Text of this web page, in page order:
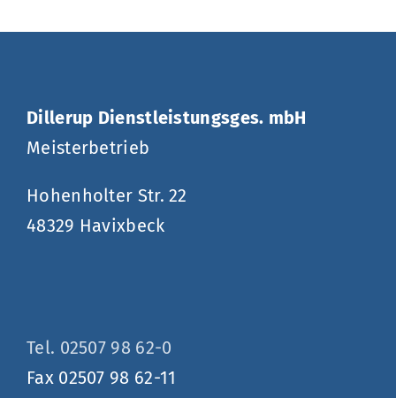
Dillerup Dienstleistungsges. mbH
Meisterbetrieb
Hohenholter Str. 22
48329 Havixbeck
Tel. 02507 98 62-0
Fax 02507 98 62-11